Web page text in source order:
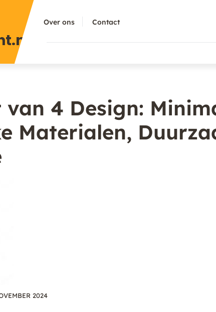
Over ons Contact
van 4 Design:
Materialen,
2024